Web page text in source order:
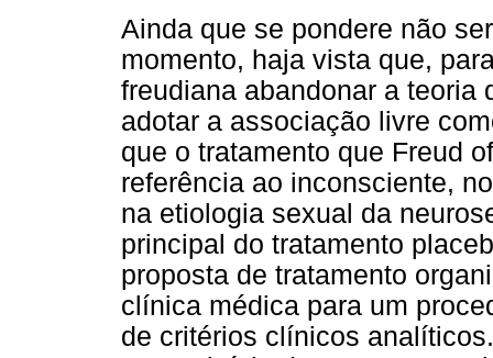
Ainda que se pondere não
momento, haja vista que,
freudiana abandonar a teoria
adotar a associação livre
que o tratamento que Freud
referência ao inconsciente,
na etiologia sexual da
principal do tratamento
proposta de tratamento
clínica médica para um
de critérios clínicos